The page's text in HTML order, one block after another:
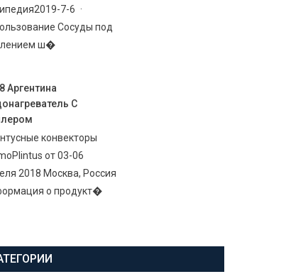
7-6 ·
Сосуды под
ш�
Аргентина
С
конвекторы
от 03-06
2018 Москва, Россия
о продукт�